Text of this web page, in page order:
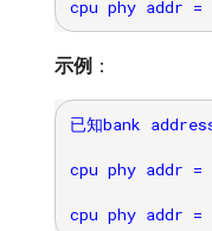
示例 ：
已知bank
cpu phy addr =